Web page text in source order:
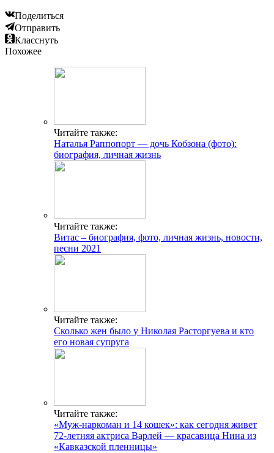
Поделиться
Отправить
Класснуть
Похожее
Читайте также:
Наталья Раппопорт — дочь Кобзона (фото):
биография, личная жизнь
Читайте также:
Витас – биография, фото, личная жизнь, новости,
песни 2021
Читайте также:
Сколько жен было у Николая Расторгуева и кто
его новая супруга
Читайте также:
«Муж-наркоман и 14 кошек»: как сегодня живет
72-летняя актриса Варлей — красавица Нина из
«Кавказской пленницы»